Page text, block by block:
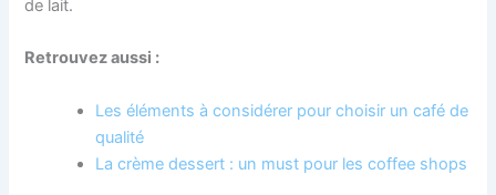
de lait.
Retrouvez aussi :
Les éléments à considérer pour choisir un café de
qualité
La crème dessert : un must pour les coffee shops